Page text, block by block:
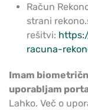
Račun
strani
rešitvi:
racuna-
Imam
uporabljam
Lahko. Več o